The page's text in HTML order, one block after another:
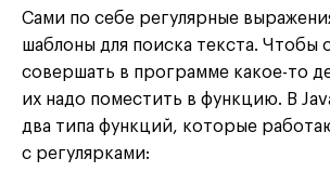
Сами по себе регулярные
шаблоны для поиска текста. Чтобы
совершать в программе какое-то
их надо поместить в функцию. В
два типа функций, которые
с регулярками: